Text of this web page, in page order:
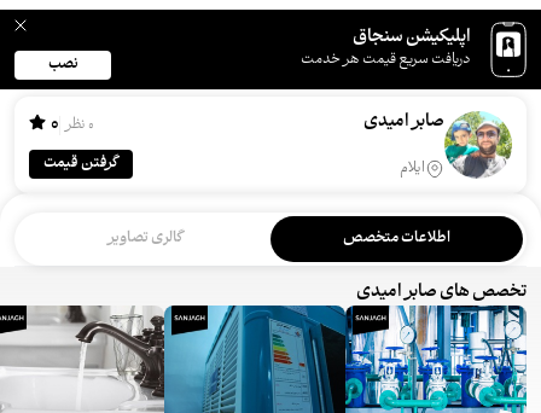
اپلیکیشن سنجاق
دریافت سریع قیمت هر خدمت نصب
صابر امیدی
ایلام
0 نظر 0
گرفتن قیمت
اطلاعات متخصص گالری تصاویر
تخصص های صابر امیدی